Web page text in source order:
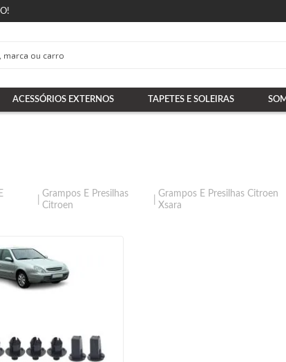
ACESSÓRIOS EXTERNOS TAPETES E SOLEIRAS
Grampos E Presilhas
Citroen
Grampos E Presilhas Citroen
Xsara